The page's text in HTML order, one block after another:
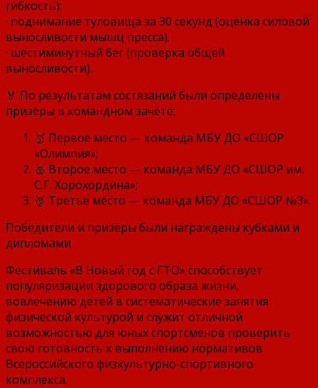
гибкость);
· поднимание туловища за 30 секунд (оценка силовой
выносливости мышц пресса);
· шестиминутный бег (проверка общей
выносливости).
🏅 По результатам состязаний были определены
призёры в командном зачёте:
🥇 Первое место — команда МБУ ДО «СШОР
«Олимпия»;
🥈 Второе место — команда МБУ ДО «СШОР им.
С.Г. Хорохордина»;
🥉 Третье место — команда МБУ ДО «СШОР №3».
Победители и призёры были награждены кубками и
дипломами.
Фестиваль «В Новый год с ГТО» способствует
популяризации здорового образа жизни,
вовлечению детей в систематические занятия
физической культурой и служит отличной
возможностью для юных спортсменов проверить
свою готовность к выполнению нормативов
Всероссийского физкультурно-спортивного
комплекса.